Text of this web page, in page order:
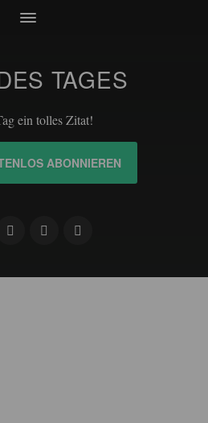
TAGES
ein tolles Zitat!
ABONNIEREN